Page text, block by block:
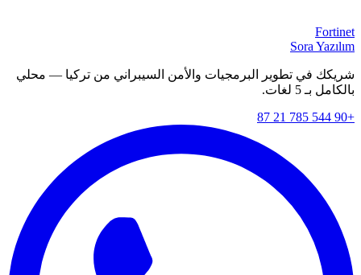
Fortinet
Sora Yazılım
شريكك في تطوير البرمجيات والأمن السيبراني من تركيا — محلي
بالكامل بـ 5 لغات.
+90 544 785 21 87